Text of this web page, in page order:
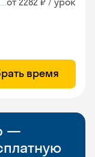
время
—